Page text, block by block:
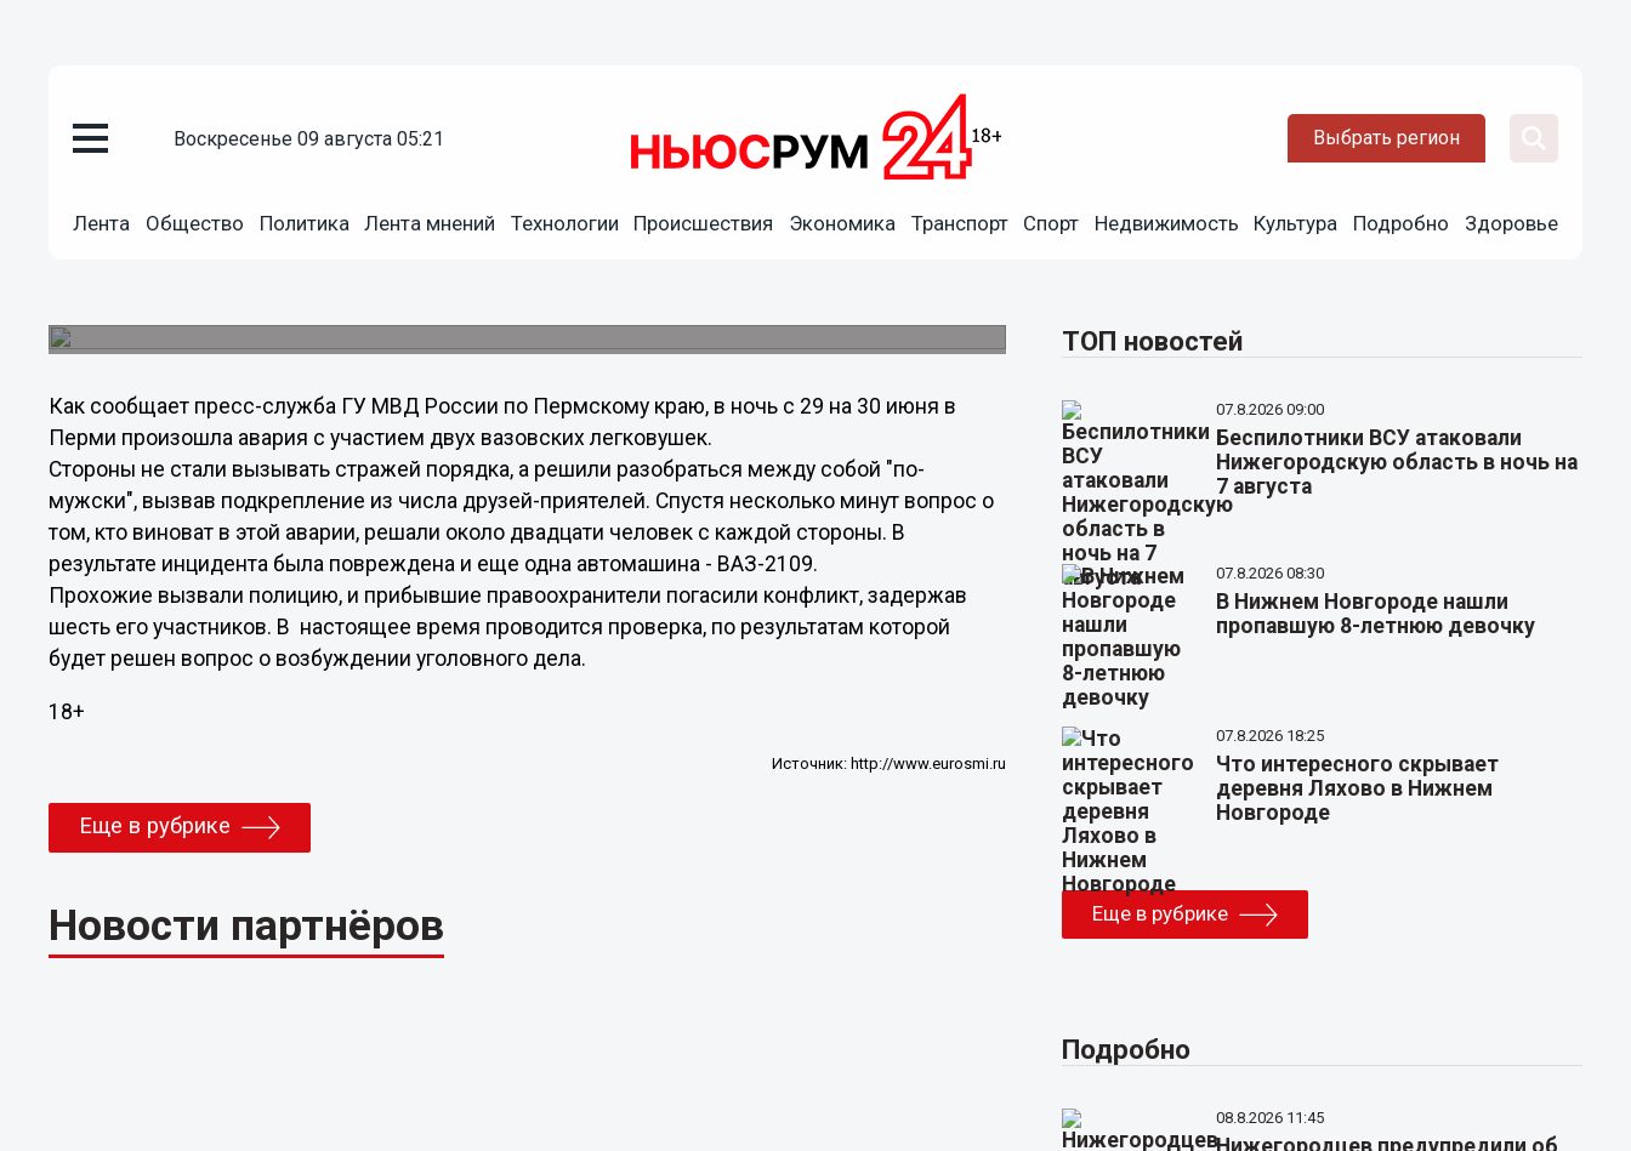
воскресенье 09 августа 05:21 Выбрать регион
Лента Общество Политика Лента мнений Технологии Происшествия Экономика Транспорт Спорт Недвижимость Культура Подробно Здоровье
01.07.201223:56
Как сообщает пресс-служба ГУ МВД России по Пермскому краю, в ночь с 29 на 30 июня в
Перми произошла авария с участием двух вазовских легковушек.
Стороны не стали вызывать стражей порядка, а решили разобраться между собой "по-
мужски", вызвав подкрепление из числа друзей-приятелей. Спустя несколько минут вопрос о
том, кто виноват в этой аварии, решали около двадцати человек с каждой стороны. В
результате инцидента была повреждена и еще одна автомашина - ВАЗ-2109.
Прохожие вызвали полицию, и прибывшие правоохранители погасили конфликт, задержав
шесть его участников. В настоящее время проводится проверка, по результатам которой
будет решен вопрос о возбуждении уголовного дела.
18+
Источник: http://www.eurosmi.ru
Еще в рубрике
Новости партнёров
ТОП новостей
07.8.2026 09:00
Беспилотники ВСУ атаковали
Нижегородскую область в ночь на
7 августа
07.8.2026 08:30
В Нижнем Новгороде нашли
пропавшую 8-летнюю девочку
07.8.2026 18:25
Что интересного скрывает
деревня Ляхово в Нижнем
Новгороде
Еще в рубрике
Подробно
08.8.2026 11:45